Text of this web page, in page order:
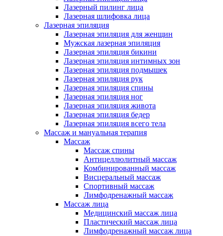
Лазерный пилинг лица
Лазерная шлифовка лица
Лазерная эпиляция
Лазерная эпиляция для женщин
Мужская лазерная эпиляция
Лазерная эпиляция бикини
Лазерная эпиляция интимных зон
Лазерная эпиляция подмышек
Лазерная эпиляция рук
Лазерная эпиляция спины
Лазерная эпиляция ног
Лазерная эпиляция живота
Лазерная эпиляция бедер
Лазерная эпиляция всего тела
Массаж и мануальная терапия
Массаж
Массаж спины
Антицеллюлитный массаж
Комбинированный массаж
Висцеральный массаж
Спортивный массаж
Лимфодренажный массаж
Массаж лица
Медицинский массаж лица
Пластический массаж лица
Лимфодренажный массаж лица